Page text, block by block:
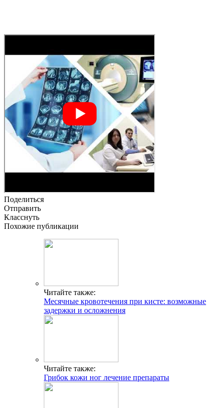
Поделиться
Отправить
Класснуть
Похожие публикации
Читайте также:
Месячные кровотечения при кисте: возможные
задержки и осложнения
Читайте также:
Грибок кожи ног лечение препараты